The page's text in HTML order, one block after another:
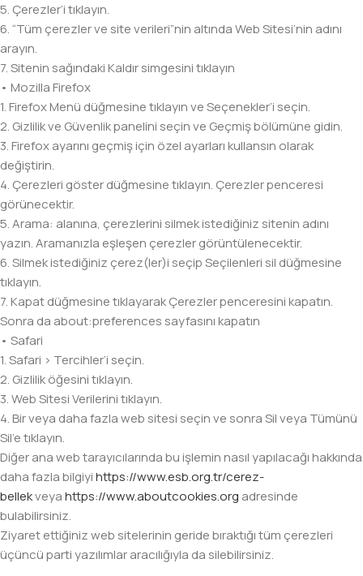
5. Çerezler’i tıklayın.
6. “Tüm çerezler ve site verileri”nin altında Web Sitesi’nin adını
arayın.
7. Sitenin sağındaki Kaldır simgesini tıklayın
• Mozilla Firefox
1. Firefox Menü düğmesine tıklayın ve Seçenekler’i seçin.
2. Gizlilik ve Güvenlik panelini seçin ve Geçmiş bölümüne gidin.
3. Firefox ayarını geçmiş için özel ayarları kullansın olarak
değiştirin.
4. Çerezleri göster düğmesine tıklayın. Çerezler penceresi
görünecektir.
5. Arama: alanına, çerezlerini silmek istediğiniz sitenin adını
yazın. Aramanızla eşleşen çerezler görüntülenecektir.
6. Silmek istediğiniz çerez(ler)i seçip Seçilenleri sil düğmesine
tıklayın.
7. Kapat düğmesine tıklayarak Çerezler penceresini kapatın.
Sonra da about:preferences sayfasını kapatın
• Safari
1. Safari > Tercihler’i seçin.
2. Gizlilik öğesini tıklayın.
3. Web Sitesi Verilerini tıklayın.
4. Bir veya daha fazla web sitesi seçin ve sonra Sil veya Tümünü
Sil’e tıklayın.
Diğer ana web tarayıcılarında bu işlemin nasıl yapılacağı hakkında
daha fazla bilgiyihttps://www.esb.org.tr/cerez-
bellekveyahttps://www.aboutcookies.org adresinde
bulabilirsiniz.
Ziyaret ettiğiniz web sitelerinin geride bıraktığı tüm çerezleri
üçüncü parti yazılımlar aracılığıyla da silebilirsiniz.